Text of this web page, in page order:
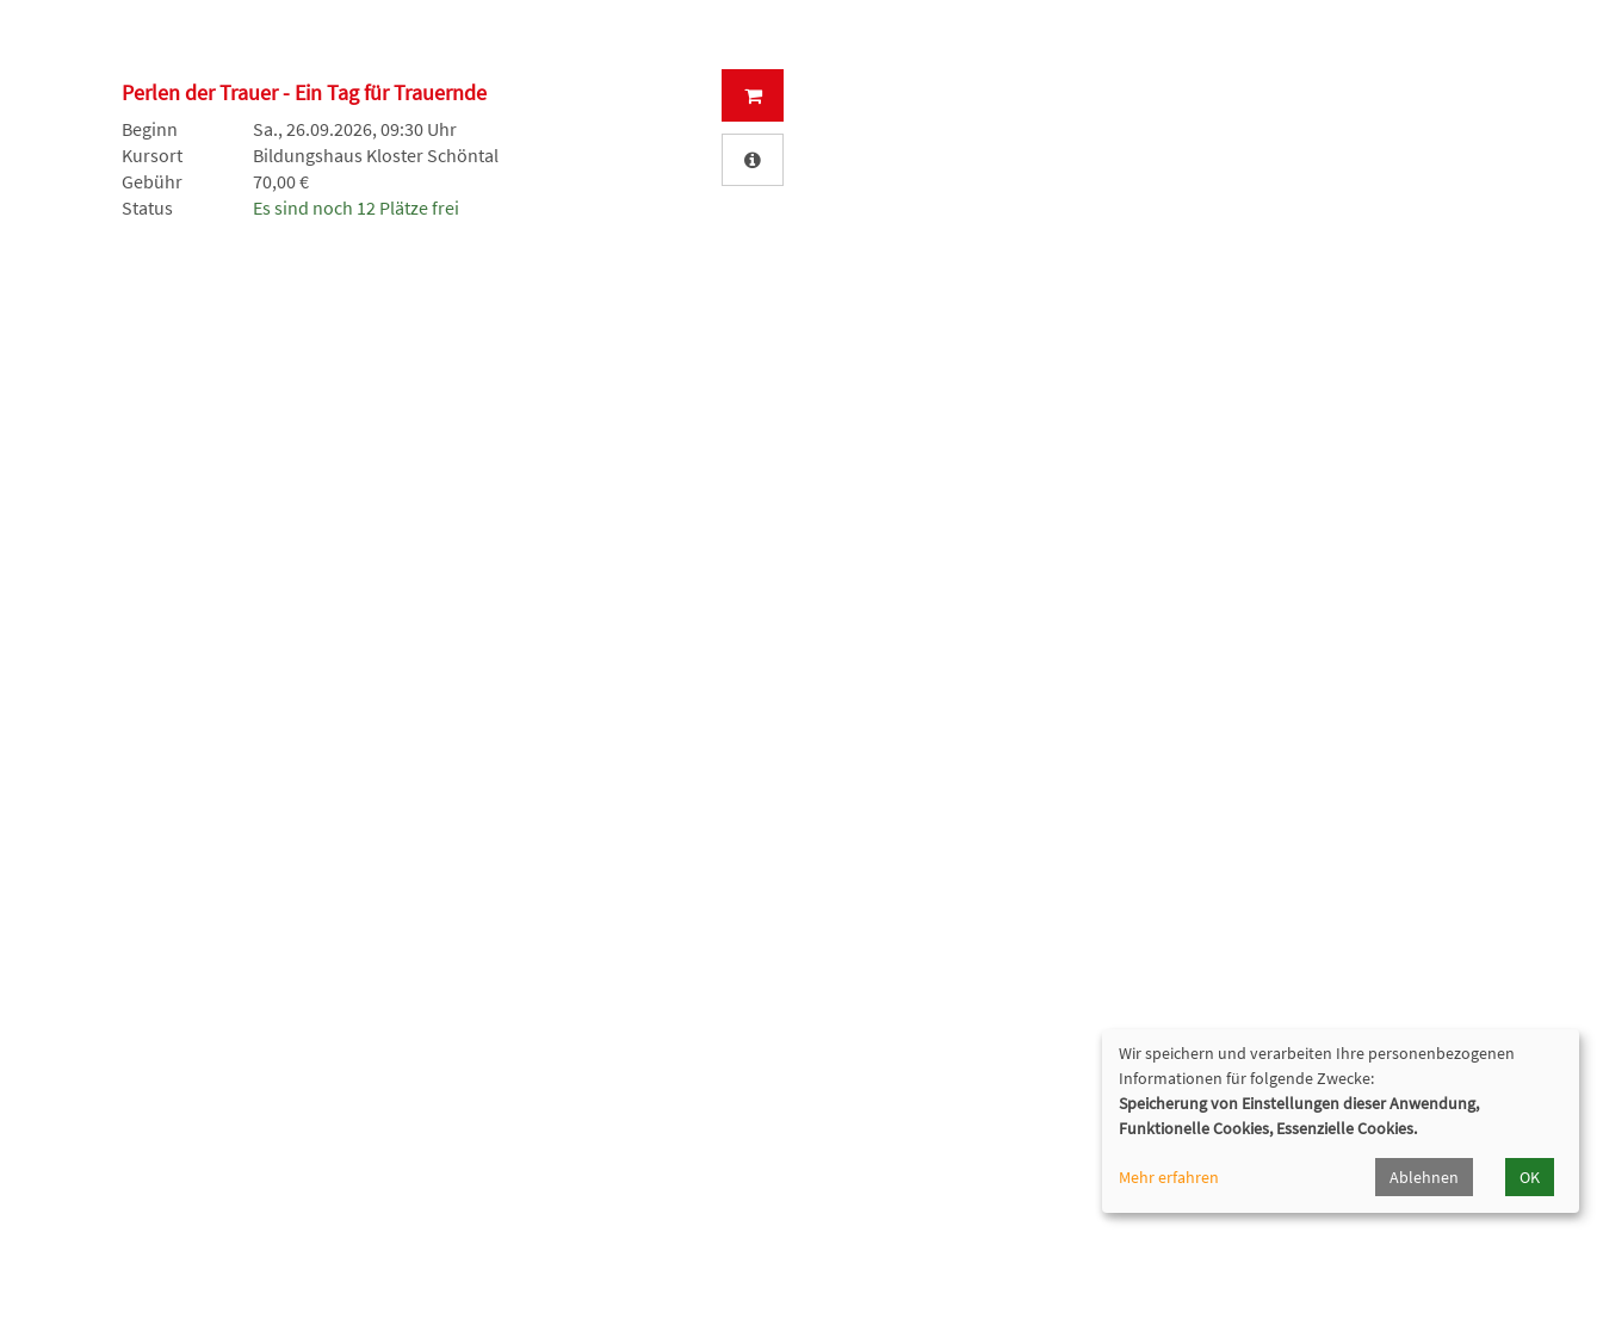
Perlen der Trauer - Ein Tag für Trauernde
Beginn
Sa., 26.09.2026, 09:30 Uhr
Kursort
Bildungshaus Kloster Schöntal
Gebühr
70,00 €
Status
Es sind noch 12 Plätze frei
Wir speichern und verarbeiten Ihre personenbezogenen
Informationen für folgende Zwecke:
Speicherung von Einstellungen dieser Anwendung,
Funktionelle Cookies, Essenzielle Cookies.
Mehr erfahren Ablehnen OK